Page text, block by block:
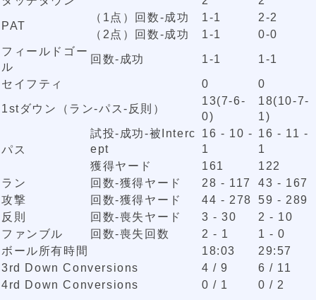
PAT
（1点）回数-成功 1-1
2-2
（2点）回数-成功
1-1
0-0
フィールドゴー
ル
回数-成功 1-1 1-1
セイフティ 0 0
1stダウン（ラン-パス-反則）
13(7-6-
0)
18(10-7-
1)
パス
試投-成功-被Interc
ept
16 - 10 -
1
16 - 11 -
1
獲得ヤード
161
122
ラン
回数-獲得ヤード 28 - 117
43 - 167
攻撃
回数-獲得ヤード 44 - 278
59 - 289
反則
回数-喪失ヤード 3 - 30
2 - 10
ファンブル
回数-喪失回数 2 - 1
1 - 0
ボール所有時間
18:03
29:57
3rd Down Conversions
4 / 9
6 / 11
4rd Down Conversions
0 / 1 0 / 2